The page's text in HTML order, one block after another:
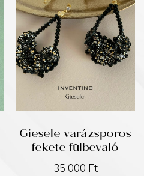
Giesele varázsporos
fekete fülbevaló
35 000 Ft